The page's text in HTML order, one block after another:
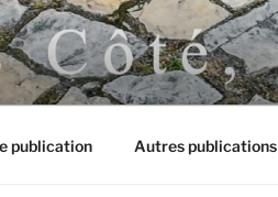
publication Autres publications